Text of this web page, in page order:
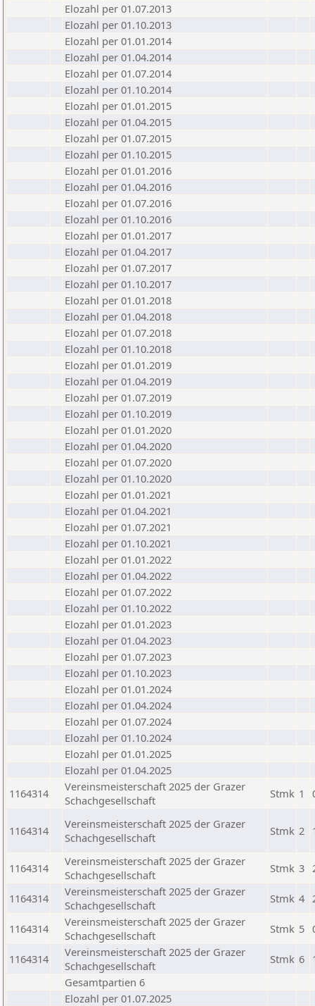
Elozahl per 01.07.2013
Elozahl per 01.10.2013
Elozahl per 01.01.2014
Elozahl per 01.04.2014
Elozahl per 01.07.2014
Elozahl per 01.10.2014
Elozahl per 01.01.2015
Elozahl per 01.04.2015
Elozahl per 01.07.2015
Elozahl per 01.10.2015
Elozahl per 01.01.2016
Elozahl per 01.04.2016
Elozahl per 01.07.2016
Elozahl per 01.10.2016
Elozahl per 01.01.2017
Elozahl per 01.04.2017
Elozahl per 01.07.2017
Elozahl per 01.10.2017
Elozahl per 01.01.2018
Elozahl per 01.04.2018
Elozahl per 01.07.2018
Elozahl per 01.10.2018
Elozahl per 01.01.2019
Elozahl per 01.04.2019
Elozahl per 01.07.2019
Elozahl per 01.10.2019
Elozahl per 01.01.2020
Elozahl per 01.04.2020
Elozahl per 01.07.2020
Elozahl per 01.10.2020
Elozahl per 01.01.2021
Elozahl per 01.04.2021
Elozahl per 01.07.2021
Elozahl per 01.10.2021
Elozahl per 01.01.2022
Elozahl per 01.04.2022
Elozahl per 01.07.2022
Elozahl per 01.10.2022
Elozahl per 01.01.2023
Elozahl per 01.04.2023
Elozahl per 01.07.2023
Elozahl per 01.10.2023
Elozahl per 01.01.2024
Elozahl per 01.04.2024
Elozahl per 01.07.2024
Elozahl per 01.10.2024
Elozahl per 01.01.2025
Elozahl per 01.04.2025
1164314
Vereinsmeisterschaft 2025 der Grazer
Schachgesellschaft
Stmk 1
1164314
Vereinsmeisterschaft 2025 der Grazer
Schachgesellschaft
Stmk 2
1164314
Vereinsmeisterschaft 2025 der Grazer
Schachgesellschaft
Stmk 3
1164314
Vereinsmeisterschaft 2025 der Grazer
Schachgesellschaft
Stmk 4
1164314
Vereinsmeisterschaft 2025 der Grazer
Schachgesellschaft
Stmk 5
1164314
Vereinsmeisterschaft 2025 der Grazer
Schachgesellschaft
Stmk 6
Gesamtpartien 6
Elozahl per 01.07.2025